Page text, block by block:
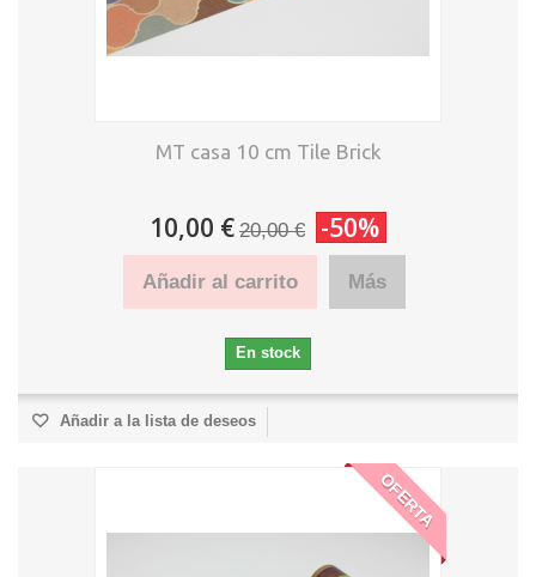
MT casa 10 cm Tile Brick
10,00 € 20,00 € -50%
Añadir al carrito Más
En stock
Añadir a la lista de deseos
OFERTA